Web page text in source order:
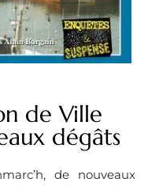
de Ville
dégâts
de nouveaux